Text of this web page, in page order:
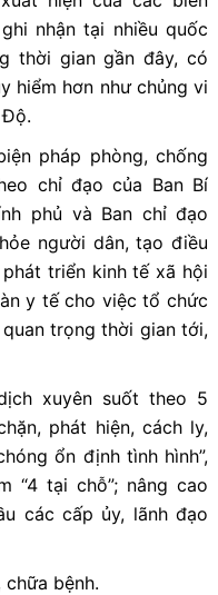
nhận tại nhiều quốc
thời gian gần đây, có
hiểm hơn như chủng vi
pháp phòng, chống
chỉ đạo của Ban Bí
phủ và Ban chỉ đạo
người dân, tạo điều
triển kinh tế xã hội
y tế cho việc tổ chức
trọng thời gian tới,
xuyên suốt theo 5
phát hiện, cách ly,
ổn định tình hình”,
“4 tại chỗ”; nâng cao
các cấp ủy, lãnh đạo
bệnh.